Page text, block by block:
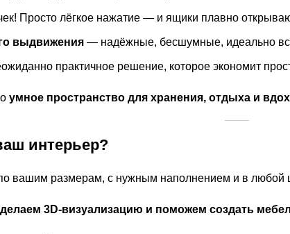
Просто лёгкое нажатие — и ящики плавно
выдвижения — надёжные, бесшумные, идеально
практичное решение, которое экономит
умное пространство для хранения, отдыха и
интерьер?
вашим размерам, с нужным наполнением и в любой
3D-визуализацию и поможем создать